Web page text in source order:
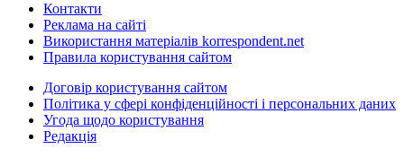
Контакти
Реклама на сайті
Використання матеріалів korrespondent.net
Правила користування сайтом
Договір користування сайтом
Політика у сфері конфіденційності і персональних даних
Угода щодо користування
Редакція